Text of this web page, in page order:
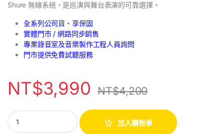
Shure 無線系統，是巡演與舞台表演的可靠選擇。
全系列公司貨、享保固
實體門市 / 網路同步銷售
專業錄音室及音樂製作工程人員詢問
門市提供免費試聽服務
NT$3,990 NT$4,200
加入購物車